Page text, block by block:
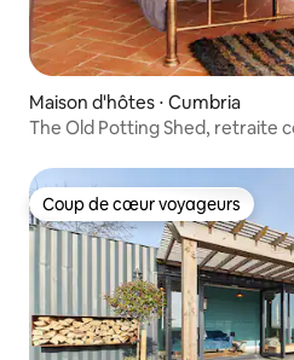
Maison d'hôtes ⋅ Cumbria
The Old Potting Shed, retraite
Coup de cœur voyageurs
Coup de cœur voyageurs